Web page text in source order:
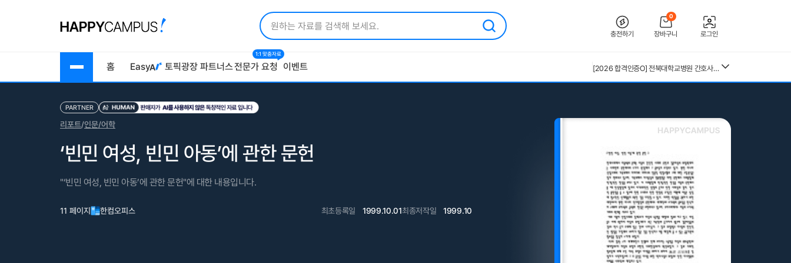
충전하기
0
장바구니 로그인
홈 Easy 토픽광장 파트너스전문가 요청
1:1 맞춤자료
이벤트 [2026 합격인증O] 전북대학교병원 간호사 채용 대비 필기+면접 기출 정리
PARTNER
리포트/인문/어학
‘빈민 여성, 빈민 아동’에 관한 문헌
"‘빈민 여성, 빈민 아동’에 관한 문헌"에 대한 내용입니다.
11 페이지 한컴오피스 최초등록일 1999.10.01최종저작일 1999.10